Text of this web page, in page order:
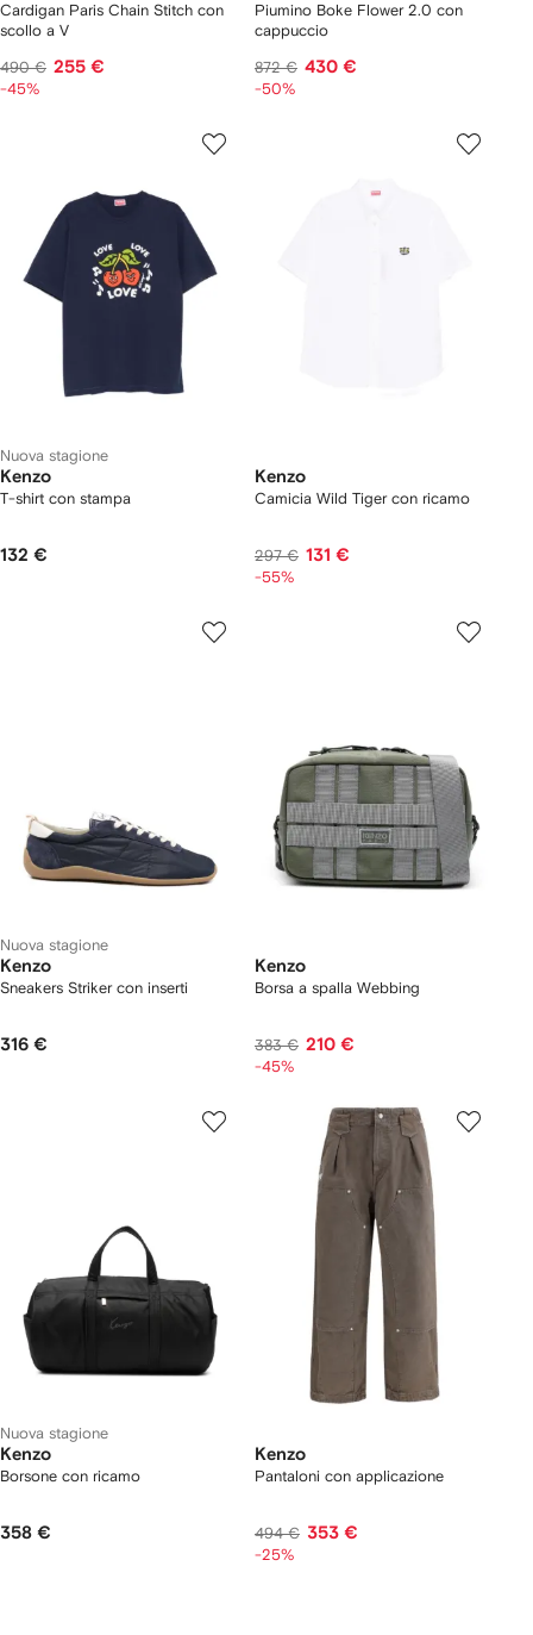
Cardigan Paris Chain Stitch con
scollo a V
490 € 255 €
-45%
Piumino Boke Flower 2.0 con
cappuccio
872 € 430 €
-50%
Nuova stagione
Kenzo
T-shirt con stampa
132 €
Kenzo
Camicia Wild Tiger con ricamo
297 € 131 €
-55%
Nuova stagione
Kenzo
Sneakers Striker con inserti
316 €
Kenzo
Borsa a spalla Webbing
383 € 210 €
-45%
Nuova stagione
Kenzo
Borsone con ricamo
358 €
Kenzo
Pantaloni con applicazione
494 € 353 €
-25%